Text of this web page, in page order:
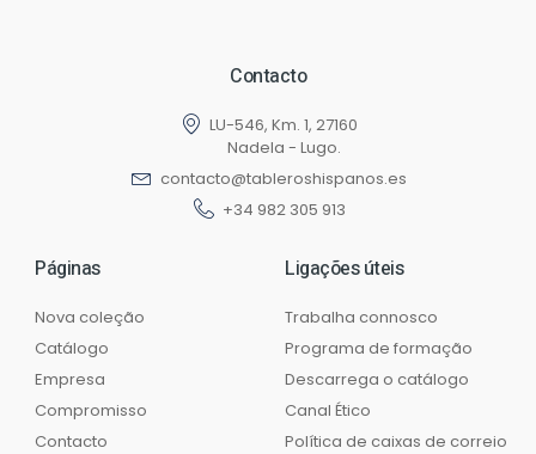
Contacto
LU-546, Km. 1, 27160
Nadela - Lugo.
contacto@tableroshispanos.es
+34 982 305 913
Páginas
Nova coleção
Catálogo
Empresa
Compromisso
Contacto
Ligações úteis
Trabalha connosco
Programa de formação
Descarrega o catálogo
Canal Ético
Política de caixas de correio